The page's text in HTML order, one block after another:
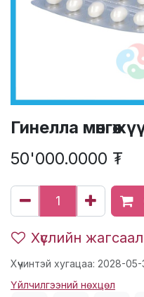
Гинелла
50'000.0000 ₮
Хүслийн
Хүчинтэй хугацаа: 2028-05-
Үйлчилгээний нөхцөл